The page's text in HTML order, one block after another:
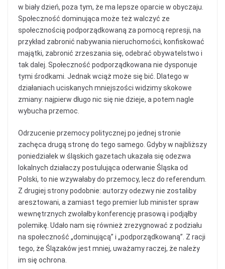
w biały dzień, poza tym, że ma lepsze oparcie w obyczaju.
Społeczność dominująca może też walczyć ze
społecznością podporządkowaną za pomocą represji, na
przykład zabronić nabywania nieruchomości, konfiskować
majątki, zabronić zrzeszania się, odebrać obywatelstwo i
tak dalej. Społeczność podporządkowana nie dysponuje
tymi środkami. Jednak wciąż może się bić. Dlatego w
działaniach uciskanych mniejszości widzimy skokowe
zmiany: najpierw długo nic się nie dzieje, a potem nagle
wybucha przemoc.
Odrzucenie przemocy politycznej po jednej stronie
zachęca drugą stronę do tego samego. Gdyby w najbliższy
poniedziałek w śląskich gazetach ukazała się odezwa
lokalnych działaczy postulująca oderwanie Śląska od
Polski, to nie wzywałaby do przemocy, lecz do referendum.
Z drugiej strony podobnie: autorzy odezwy nie zostaliby
aresztowani, a zamiast tego premier lub minister spraw
wewnętrznych zwołałby konferencję prasową i podjąłby
polemikę. Udało nam się również zrezygnować z podziału
na społeczność „dominującą” i „podporządkowaną”. Z racji
tego, że Ślązaków jest mniej, uważamy raczej, że należy
im się ochrona.